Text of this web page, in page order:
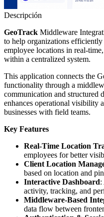
Descripción
GeoTrack Middleware
to help organizations
employee locations in real-
within a centralized system.
This application connects the
functionality through a
communication and structured
enhances operational visibility
businesses with field teams.
Key Features
Real-Time Location
employees for better
Client Location
based on location and
Interactive Dashboard:
activity, tracking, and
Middleware-Based
data flow between